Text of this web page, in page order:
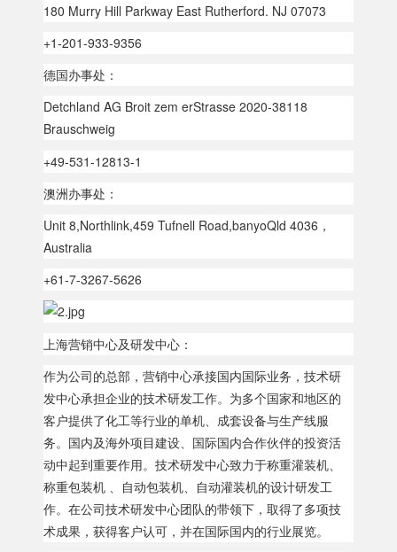
180 Murry Hill Parkway East Rutherford. NJ 07073
+1-201-933-9356
德国办事处：
Detchland AG Broit zem erStrasse 2020-38118
Brauschweig
+49-531-12813-1
澳洲办事处：
Unit 8,Northlink,459 Tufnell Road,banyoQld 4036，
Australia
+61-7-3267-5626
上海营销中心及研发中心：
作为公司的总部，营销中心承接国内国际业务，技术研
发中心承担企业的技术研发工作。为多个国家和地区的
客户提供了化工等行业的单机、成套设备与生产线服
务。国内及海外项目建设、国际国内合作伙伴的投资活
动中起到重要作用。技术研发中心致力于称重灌装机、
称重包装机 、自动包装机、自动灌装机的设计研发工
作。在公司技术研发中心团队的带领下，取得了多项技
术成果，获得客户认可，并在国际国内的行业展览。